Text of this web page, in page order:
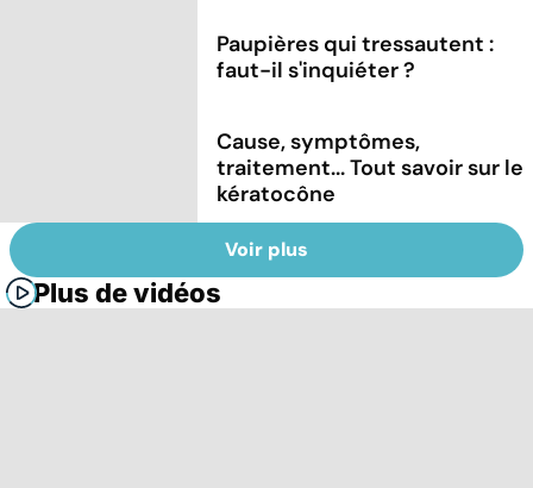
Paupières qui tressautent :
faut-il s'inquiéter ?
Cause, symptômes,
traitement... Tout savoir sur le
kératocône
Voir plus
Plus de vidéos